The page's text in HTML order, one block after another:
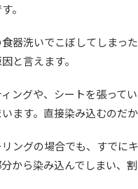
。
器洗いでこぼしてしまっ
と言えます。
ングや、シートを張って
ます。直接染み込むのだ
ングの場合でも、すでに
から染み込んでしまい、